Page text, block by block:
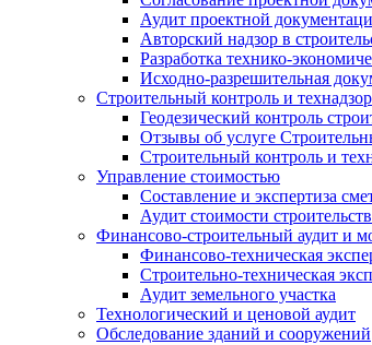
Аудит проектной
Авторский надзор в
Разработка технико-
Исходно-разрешительная
Строительный контроль и технадзор
Геодезический контроль
Отзывы об услуге
Строительный контроль и
Управление стоимостью
Составление и экспертиза
Аудит стоимости
Финансово-строительный аудит и
Финансово-техническая
Строительно-техническая
Аудит земельного участка
Технологический и ценовой аудит
Обследование зданий и сооружений